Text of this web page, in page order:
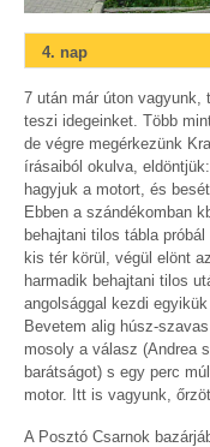
4. nap
7 után már úton vagyunk,
teszi idegeinket. Több
de végre megérkezünk
írásaiból okulva,
hagyjuk a motort, és
Ebben a szándékomban
behajtani tilos tábla
kis tér körül, végül elönt
harmadik behajtani tilos
angolsággal kezdi
Bevetem alig húsz-
mosoly a válasz (Andrea
barátságot) s egy perc
motor. Itt is vagyunk,
A Posztó Csarnok